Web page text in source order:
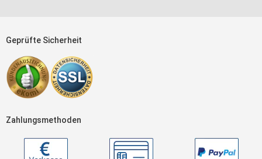
Geprüfte Sicherheit
Zahlungsmethoden